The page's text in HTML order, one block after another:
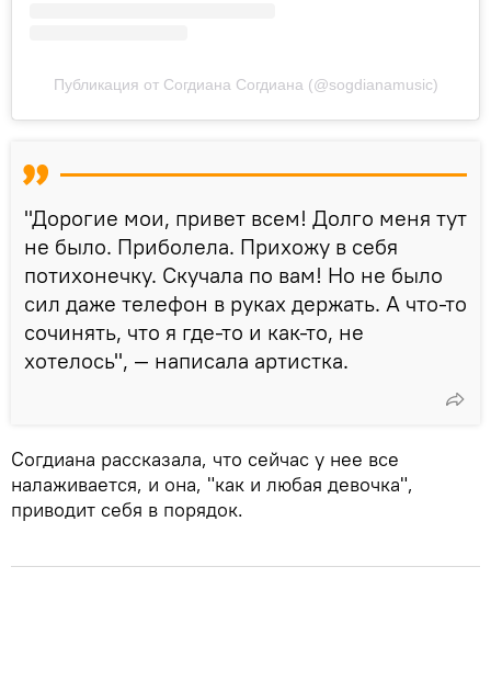
Публикация от Согдиана Согдиана (@sogdianamusic)
"Дорогие мои, привет всем! Долго меня тут
не было. Приболела. Прихожу в себя
потихонечку. Скучала по вам! Но не было
сил даже телефон в руках держать. А что-то
сочинять, что я где-то и как-то, не
хотелось", — написала артистка.
Согдиана рассказала, что сейчас у нее все
налаживается, и она, "как и любая девочка",
приводит себя в порядок.